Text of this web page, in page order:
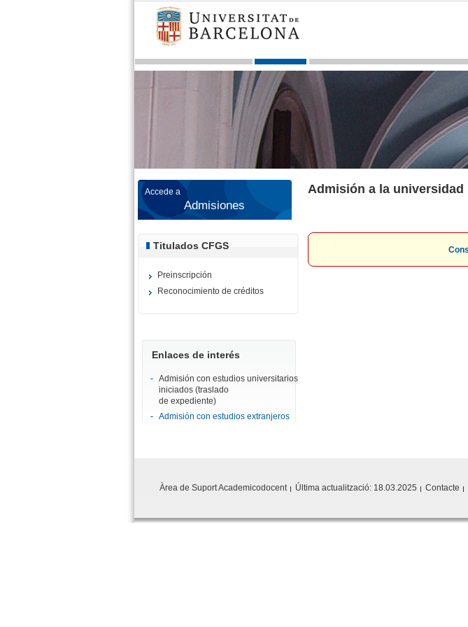
Admisión a la
Accede a
Admisiones
Titulados CFGS
Preinscripción
Reconocimiento de créditos
Enlaces de interés
Admisión con estudios universitarios
iniciados (traslado
de expediente)
Admisión con estudios extranjeros
Àrea de Suport Academicodocent Última actualització: 18.03.2025 Contacte